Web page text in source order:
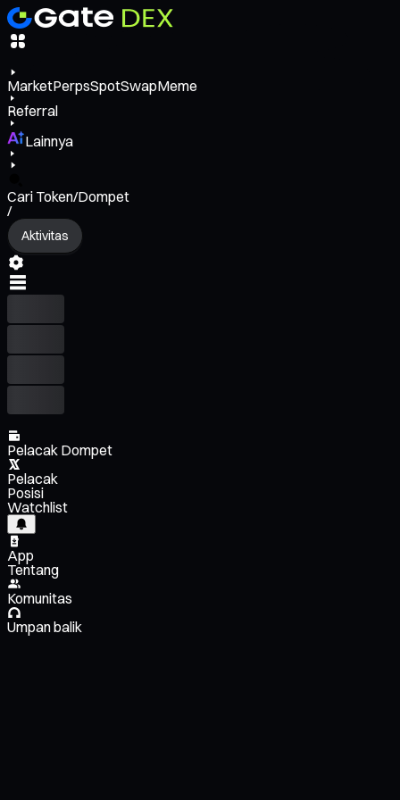
MarketPerpsSpotSwapMeme
Referral
Lainnya
Cari Token/Dompet
/
Aktivitas
Pelacak Dompet
Pelacak
Posisi
Watchlist
App
Tentang
Komunitas
Umpan balik